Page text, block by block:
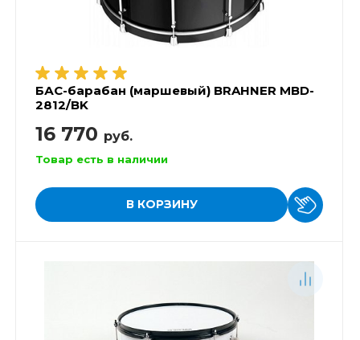
БАС-барабан (маршевый) BRAHNER MBD-
2812/BK
16 770 руб.
Товар есть в наличии
В КОРЗИНУ